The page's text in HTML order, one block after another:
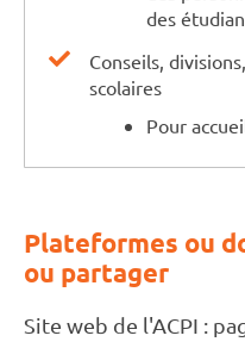
des
Conseils,
scolaires
Pour
Plateformes ou
ou partager
Site web de l'ACPI :